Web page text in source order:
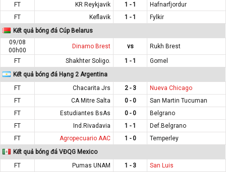
FT
KR Reykjavik 1 - 1
Hafnarfjordur
FT
Keflavik 1 - 1
Fylkir
Kết quả bóng đá Cúp Belarus
09/08
00h00
Dinamo Brest vs Rukh Brest
FT Shakhter Soligo. 1 - 1
Gomel
Kết quả bóng đá Hạng 2 Argentina
FT
Chacarita Jrs 2 - 3
Nueva Chicago
FT
CA Mitre Salta 0 - 0
San Martin Tucuman
FT
Estudiantes BsAs 0 - 0
Belgrano
FT
Ind.Rivadavia 1 - 1
Def.Belgrano
FT
Agropecuario AAC 1 - 0
Temperley
Kết quả bóng đá VĐQG Mexico
FT
Pumas UNAM 1 - 3
San Luis